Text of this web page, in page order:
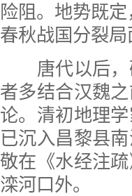
险阻。地势既
春秋战国分裂
唐代以后，
者多结合汉魏
论。清初地理
已沉入昌黎县
敬在《水经注
滦河口外。